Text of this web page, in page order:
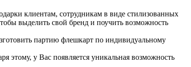
клиентам, сотрудникам в виде стилизованных
выделить свой бренд и поучить возможность
партию флешкарт по индивидуальному
этому, у Вас появляется уникальная возможность